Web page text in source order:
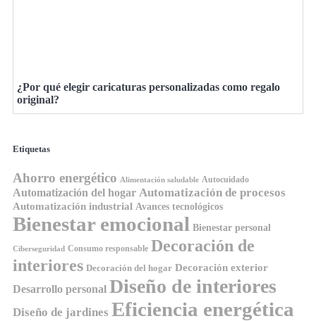
¿Por qué elegir caricaturas personalizadas como regalo
original?
Etiquetas
Ahorro energético Alimentación saludable Autocuidado
Automatización del hogar Automatización de procesos
Automatización industrial Avances tecnológicos
Bienestar emocional Bienestar personal
Ciberseguridad Consumo responsable Decoración de
interiores Decoración del hogar Decoración exterior
Desarrollo personal Diseño de interiores
Diseño de jardines Eficiencia energética